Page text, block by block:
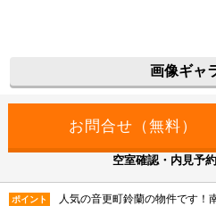
画像ギャ
空室確認・内見予
ポイント
人気の音更町鈴蘭の物件です！